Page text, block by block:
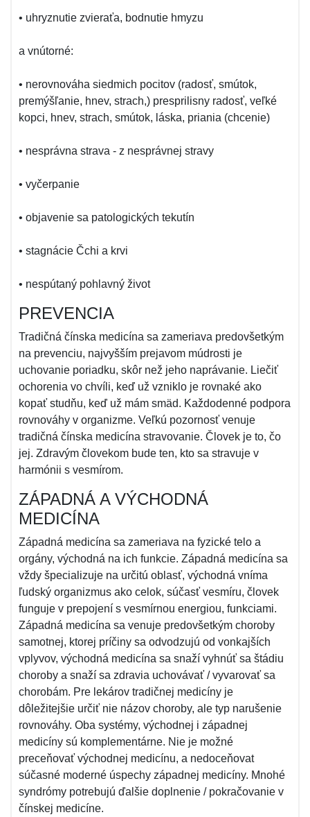
• uhryznutie zvieraťa, bodnutie hmyzu
a vnútorné:
• nerovnováha siedmich pocitov (radosť, smútok,
premýšľanie, hnev, strach,) presprilisny radosť, veľké
kopci, hnev, strach, smútok, láska, priania (chcenie)
• nesprávna strava - z nesprávnej stravy
• vyčerpanie
• objavenie sa patologických tekutín
• stagnácie Čchi a krvi
• nespútaný pohlavný život
PREVENCIA
Tradičná čínska medicína sa zameriava predovšetkým
na prevenciu, najvyšším prejavom múdrosti je
uchovanie poriadku, skôr než jeho naprávanie. Liečiť
ochorenia vo chvíli, keď už vzniklo je rovnaké ako
kopať studňu, keď už mám smäd. Každodenné podpora
rovnováhy v organizme. Veľkú pozornosť venuje
tradičná čínska medicína stravovanie. Človek je to, čo
jej. Zdravým človekom bude ten, kto sa stravuje v
harmónii s vesmírom.
ZÁPADNÁ A VÝCHODNÁ
MEDICÍNA
Západná medicína sa zameriava na fyzické telo a
orgány, východná na ich funkcie. Západná medicína sa
vždy špecializuje na určitú oblasť, východná vníma
ľudský organizmus ako celok, súčasť vesmíru, človek
funguje v prepojení s vesmírnou energiou, funkciami.
Západná medicína sa venuje predovšetkým choroby
samotnej, ktorej príčiny sa odvodzujú od vonkajších
vplyvov, východná medicína sa snaží vyhnúť sa štádiu
choroby a snaží sa zdravia uchovávať / vyvarovať sa
chorobám. Pre lekárov tradičnej medicíny je
dôležitejšie určiť nie názov choroby, ale typ narušenie
rovnováhy. Oba systémy, východnej i západnej
medicíny sú komplementárne. Nie je možné
preceňovať východnej medicínu, a nedoceňovat
súčasné moderné úspechy západnej medicíny. Mnohé
syndrómy potrebujú ďalšie doplnenie / pokračovanie v
čínskej medicíne.